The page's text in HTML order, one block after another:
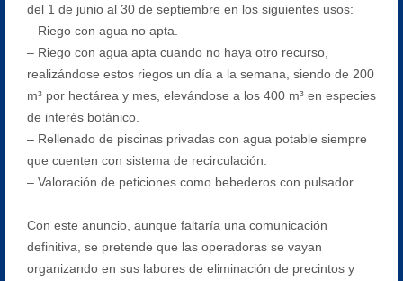
del 1 de junio al 30 de septiembre en los siguientes usos:
– Riego con agua no apta.
– Riego con agua apta cuando no haya otro recurso,
realizándose estos riegos un día a la semana, siendo de 200
m³ por hectárea y mes, elevándose a los 400 m³ en especies
de interés botánico.
– Rellenado de piscinas privadas con agua potable siempre
que cuenten con sistema de recirculación.
– Valoración de peticiones como bebederos con pulsador.
Con este anuncio, aunque faltaría una comunicación
definitiva, se pretende que las operadoras se vayan
organizando en sus labores de eliminación de precintos y